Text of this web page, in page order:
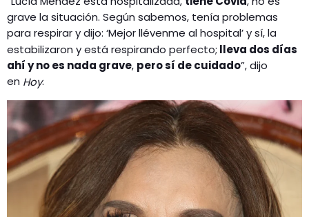
grave la situación. Según sabemos, tenía problemas
para respirar y dijo: ‘Mejor llévenme al hospital’y sí, la
estabilizaron y está respirando perfecto; lleva dos días
ahí y no es nada grave, pero sí de cuidado”, dijo
en Hoy.